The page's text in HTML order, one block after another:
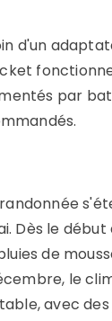
d'un
par
Dès le début
de
le
avec